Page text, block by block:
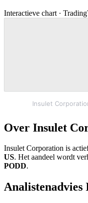
Interactieve chart ·
Insulet
Over Insulet
Insulet Corporation is
US. Het aandeel wordt
PODD.